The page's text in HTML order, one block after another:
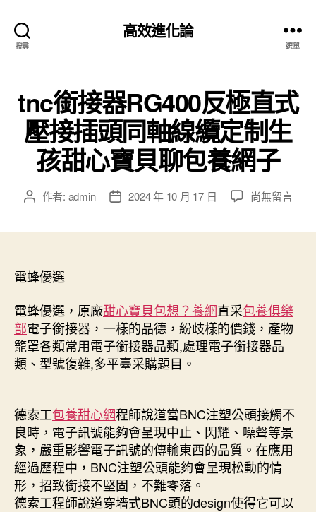
搜尋
高效進化論
選單
tnc銜接器RG400反極直式
壓接插頭同軸線纜定制生
孩甜心寶貝聊包養網子
文 作者: admin
文 2024 年 10 月 17 日
在
極
直
式
壓
同
軸
線
纜
定
生
尚無留言
電蜂優選
電蜂優選，原廠甜心寶貝包想？養網直采包養俱樂
部電子銜接器，一樣的品德，紛歧樣的價錢，產物
籠罩各類常用電子銜接器品類,處理電子銜接器品
類、型號復雜,多平臺采購題目。
德索工包養甜心網程師說道當BNC注塑公頭接觸不
良時，電子訊號能夠會呈現中止、閃耀、噪聲等景
象，嚴重影響電子訊號的傳輸東西的品質。在應用
經過歷程中，BNC注塑公頭能夠會呈現松動的情
形，招致銜接不堅固，不難零落。
德索工程師說道穿墻式BNC頭的design使得它可以